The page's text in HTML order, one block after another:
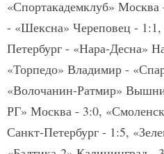
«Спортакадемклуб»
- «Шексна» Череповец -
Петербург - «Нара-Десна»
«Торпедо» Владимир -
«Волочанин-Ратмир»
РГ» Москва - 3:0,
Санкт-Петербург - 1:5,